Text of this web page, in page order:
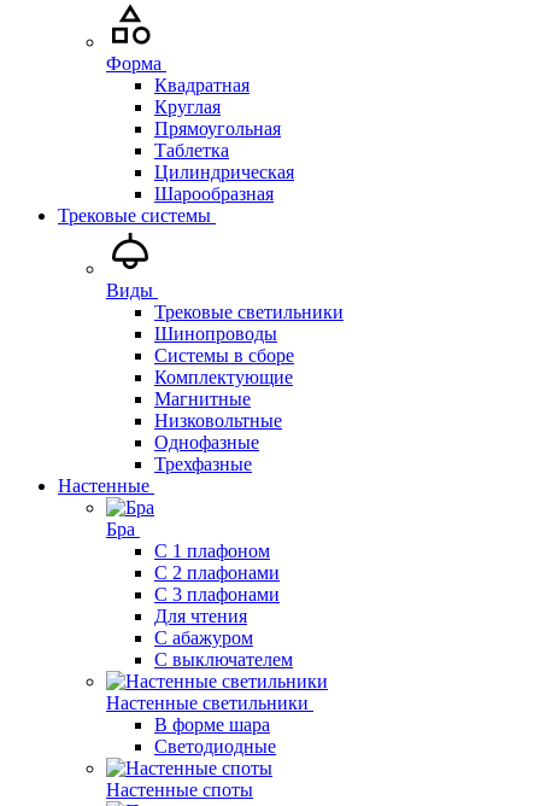
Форма
Квадратная
Круглая
Прямоугольная
Таблетка
Цилиндрическая
Шарообразная
Трековые системы
Виды
Трековые светильники
Шинопроводы
Системы в сборе
Комплектующие
Магнитные
Низковольтные
Однофазные
Трехфазные
Настенные
Бра
С 1 плафоном
С 2 плафонами
С 3 плафонами
Для чтения
С абажуром
С выключателем
Настенные светильники
В форме шара
Светодиодные
Настенные споты